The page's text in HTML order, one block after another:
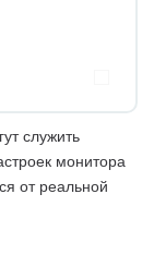
служить
монитора
от реальной